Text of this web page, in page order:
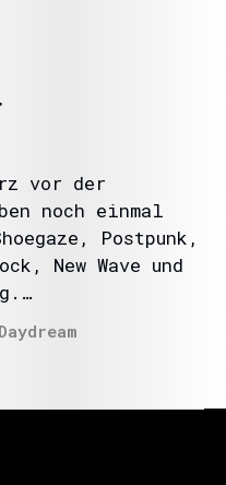
vor der
noch einmal
Postpunk,
New Wave und
Daydream